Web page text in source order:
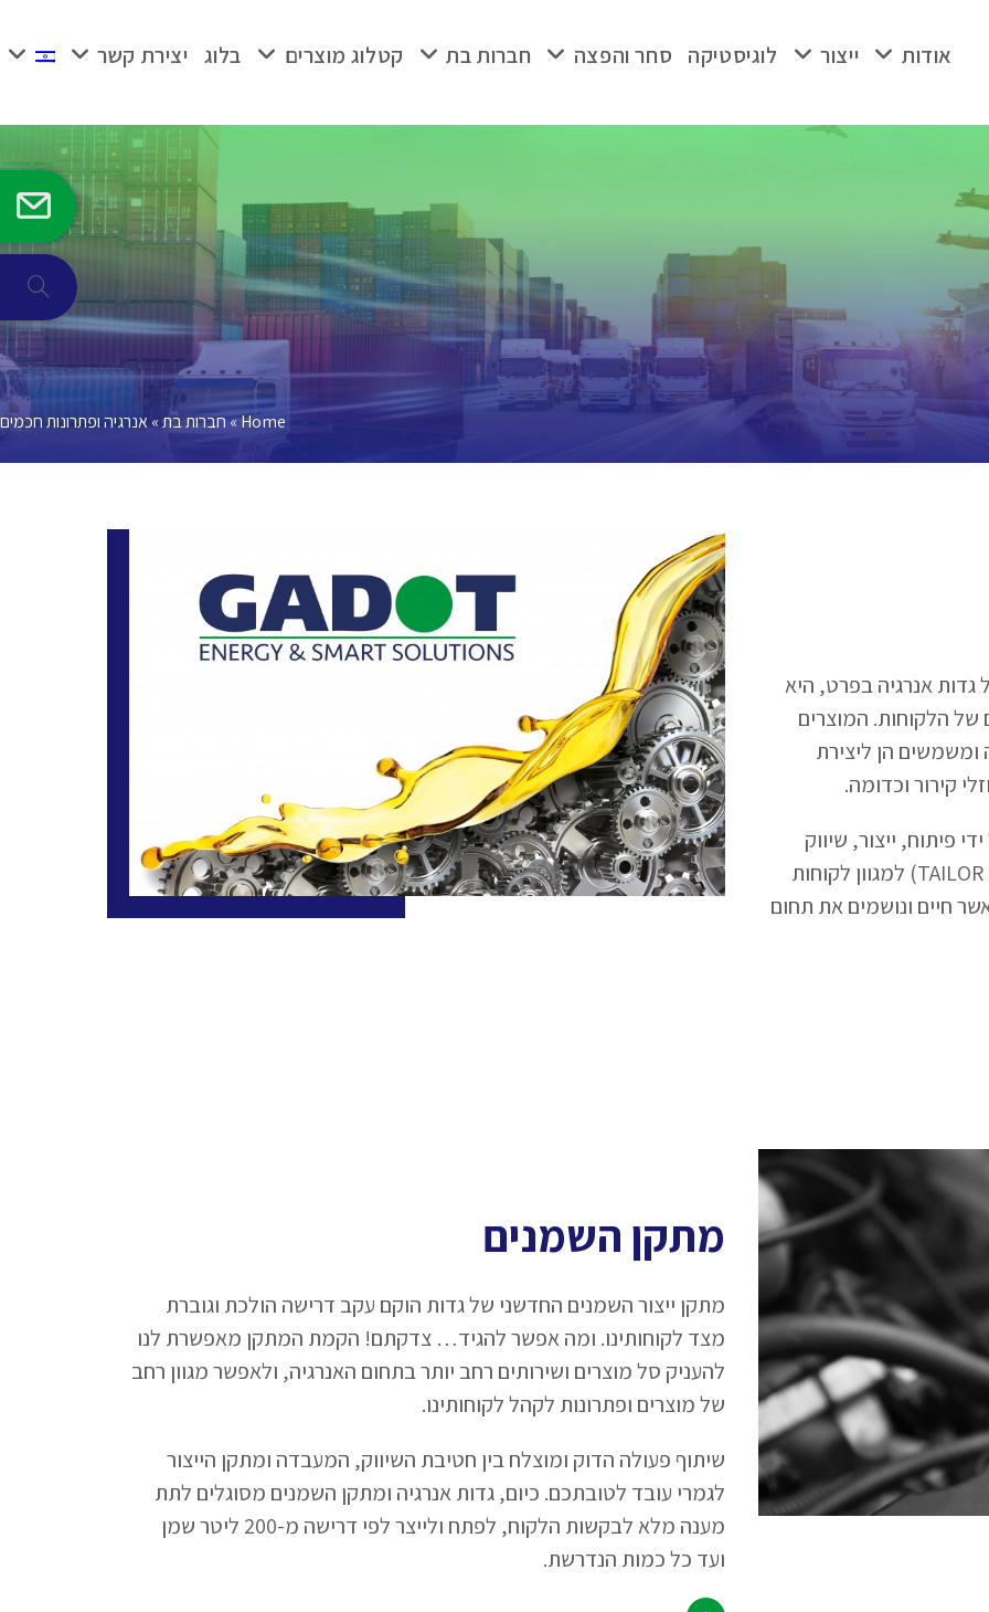
אודות ייצור לוגיסטיקה סחר והפצה חברות בת קטלוג מוצרים בלוג יצירת קשר
Home
»חברות בת»אנרגיה ופתרונות חכמים
גדות אנרגיה בפרט, היא
של הלקוחות. המוצרים
ומשמשים הן ליצירת
קירור וכדומה.
פיתוח, ייצור, שיווק
ומסחר של מוצרי תהליך (TAILOR MADE PRODUCTS) למגוון לקוחות
חיים ונושמים את תחום
מתקן השמנים
מתקן ייצור השמנים החדשני של גדות הוקם עקב דרישה הולכת וגוברת
מצד לקוחותינו. ומה אפשר להגיד… צדקתם! הקמת המתקן מאפשרת לנו
להעניק סל מוצרים ושירותים רחב יותר בתחום האנרגיה, ולאפשר מגוון רחב
של מוצרים ופתרונות לקהל לקוחותינו.
שיתוף פעולה הדוק ומוצלח בין חטיבת השיווק, המעבדה ומתקן הייצור
לגמרי עובד לטובתכם. כיום, גדות אנרגיה ומתקן השמנים מסוגלים לתת
מענה מלא לבקשות הלקוח, לפתח ולייצר לפי דרישה מ-200 ליטר שמן
ועד כל כמות הנדרשת.